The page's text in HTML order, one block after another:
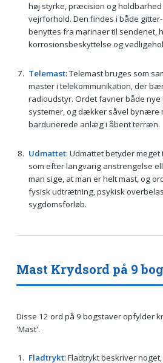
høj styrke, præcision og
vejrforhold. Den findes i både
benyttes fra marinaer til sendenet,
korrosionsbeskyttelse og
Telemast: Telemast bruges som
master i telekommunikation, der
radioudstyr. Ordet favner både
systemer, og dækker såvel bynære
bardunerede anlæg i åbent terræn.
Udmattet: Udmattet betyder
som efter langvarig anstrengelse
man sige, at man er helt mast, og
fysisk udtrætning, psykisk
sygdomsforløb.
Mast Krydsord på 9
Disse 12 ord på 9 bogstaver opfylder
'Mast'.
Fladtrykt: Fladtrykt beskriver